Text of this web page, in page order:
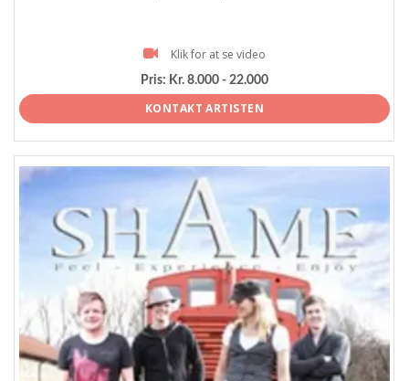
Klik for at se video
Pris: Kr. 8.000 - 22.000
KONTAKT ARTISTEN